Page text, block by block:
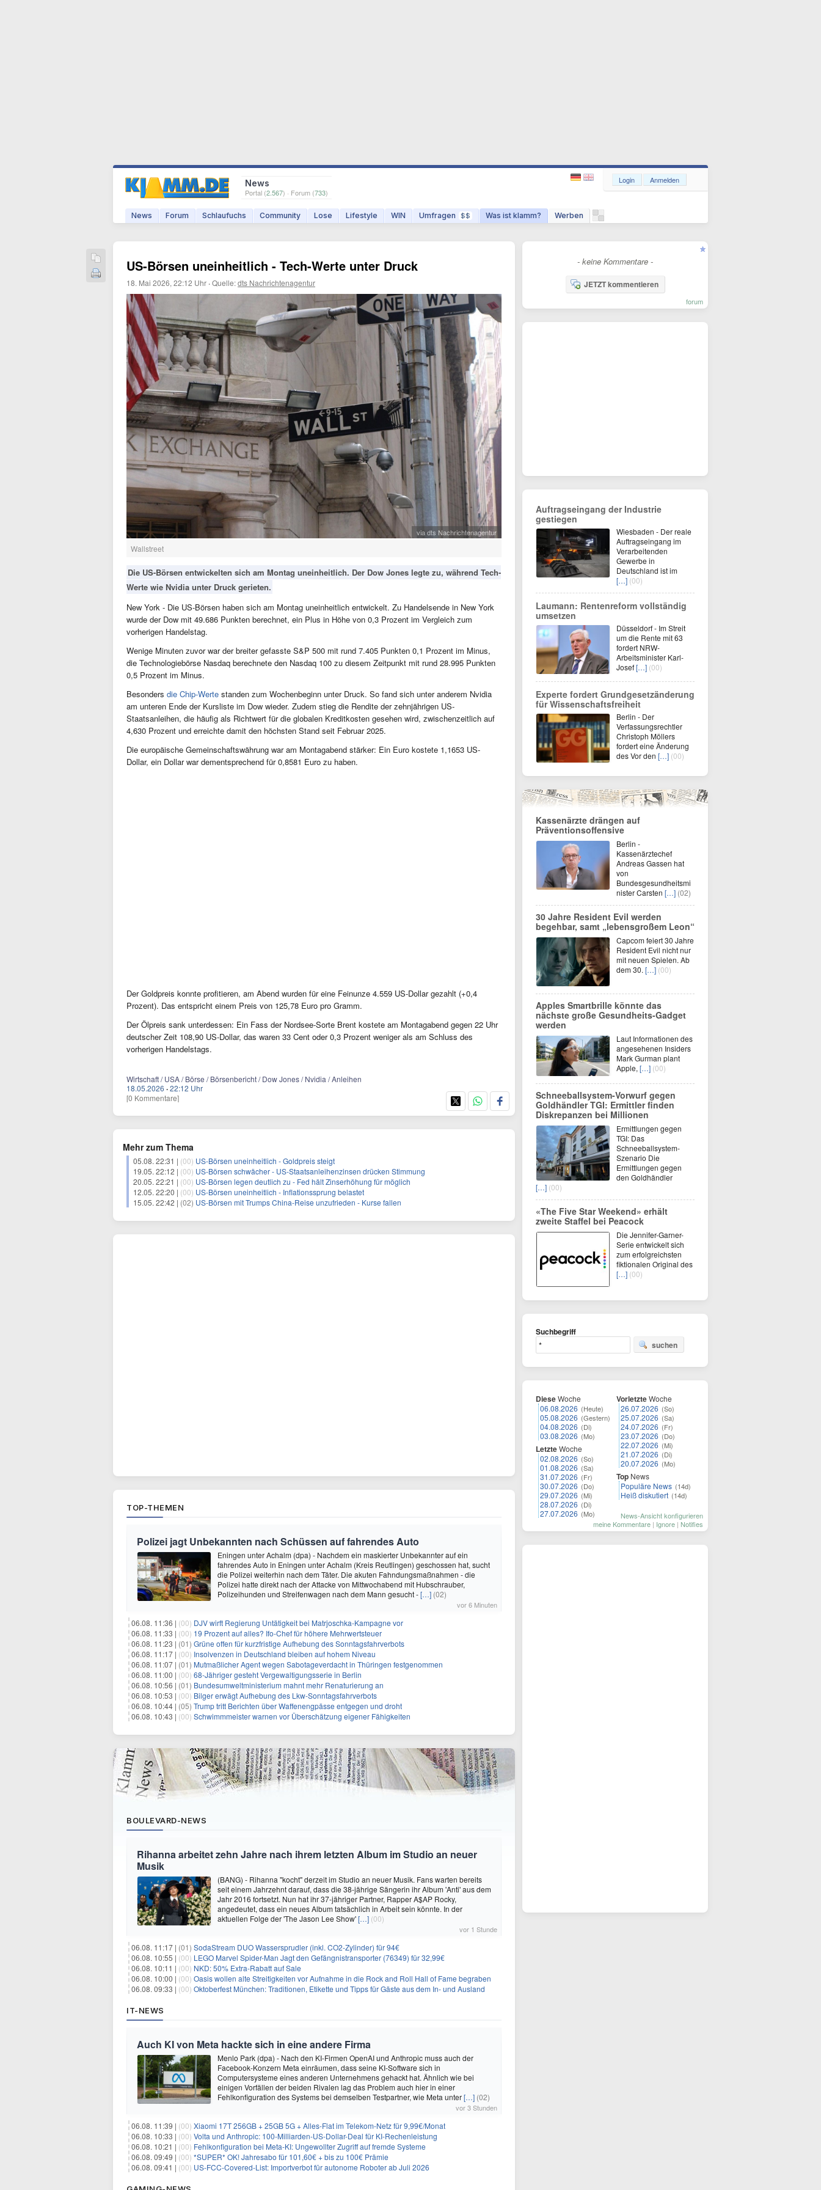
News
Portal (2.567) · Forum (733)
News Forum Schlaufuchs Community Lose Lifestyle WIN Umfragen $$ Was ist klamm? Werben
Login Anmelden
US-Börsen uneinheitlich - Tech-Werte unter Druck
18. Mai 2026, 22:12 Uhr ·Quelle:dts Nachrichtenagentur
via dts Nachrichtenagentur
Wallstreet
Die US-Börsen entwickelten sich am Montag uneinheitlich. Der Dow Jones legte zu, während Tech-
Werte wie Nvidia unter Druck gerieten.
New York - Die US-Börsen haben sich am Montag uneinheitlich entwickelt. Zu Handelsende in New York
wurde der Dow mit 49.686 Punkten berechnet, ein Plus in Höhe von 0,3 Prozent im Vergleich zum
vorherigen Handelstag.
Wenige Minuten zuvor war der breiter gefasste S&P 500 mit rund 7.405 Punkten 0,1 Prozent im Minus,
die Technologiebörse Nasdaq berechnete den Nasdaq 100 zu diesem Zeitpunkt mit rund 28.995 Punkten
0,5 Prozent im Minus.
Besonders die Chip-Werte standen zum Wochenbeginn unter Druck. So fand sich unter anderem Nvidia
am unteren Ende der Kursliste im Dow wieder. Zudem stieg die Rendite der zehnjährigen US-
Staatsanleihen, die häufig als Richtwert für die globalen Kreditkosten gesehen wird, zwischenzeitlich auf
4,630 Prozent und erreichte damit den höchsten Stand seit Februar 2025.
Die europäische Gemeinschaftswährung war am Montagabend stärker: Ein Euro kostete 1,1653 US-
Dollar, ein Dollar war dementsprechend für 0,8581 Euro zu haben.
Der Goldpreis konnte profitieren, am Abend wurden für eine Feinunze 4.559 US-Dollar gezahlt (+0,4
Prozent). Das entspricht einem Preis von 125,78 Euro pro Gramm.
Der Ölpreis sank unterdessen: Ein Fass der Nordsee-Sorte Brent kostete am Montagabend gegen 22 Uhr
deutscher Zeit 108,90 US-Dollar, das waren 33 Cent oder 0,3 Prozent weniger als am Schluss des
vorherigen Handelstags.
Wirtschaft / USA / Börse / Börsenbericht / Dow Jones / Nvidia / Anleihen
18.05.2026 ·22:12 Uhr
[0 Kommentare]
Mehr zum Thema
05.08. 22:31 | (00) US-Börsen uneinheitlich - Goldpreis steigt
19.05. 22:12 | (00) US-Börsen schwächer - US-Staatsanleihenzinsen drücken Stimmung
20.05. 22:21 | (00) US-Börsen legen deutlich zu - Fed hält Zinserhöhung für möglich
12.05. 22:20 | (00) US-Börsen uneinheitlich - Inflationssprung belastet
15.05. 22:42 | (02) US-Börsen mit Trumps China-Reise unzufrieden - Kurse fallen
TOP-THEMEN
Polizei jagt Unbekannten nach Schüssen auf fahrendes Auto
Eningen unter Achalm (dpa) - Nachdem ein maskierter Unbekannter auf ein
fahrendes Auto in Eningen unter Achalm (Kreis Reutlingen) geschossen hat, sucht
die Polizei weiterhin nach dem Täter. Die akuten Fahndungsmaßnahmen - die
Polizei hatte direkt nach der Attacke von Mittwochabend mit Hubschrauber,
Polizeihunden und Streifenwagen nach dem Mann gesucht -[…] (02)
vor 6 Minuten
06.08. 11:36 | (00) DJV wirft Regierung Untätigkeit bei Matrjoschka-Kampagne vor
06.08. 11:33 | (00) 19 Prozent auf alles? Ifo-Chef für höhere Mehrwertsteuer
06.08. 11:23 | (01) Grüne offen für kurzfristige Aufhebung des Sonntagsfahrverbots
06.08. 11:17 | (00) Insolvenzen in Deutschland bleiben auf hohem Niveau
06.08. 11:07 | (01) Mutmaßlicher Agent wegen Sabotageverdacht in Thüringen festgenommen
06.08. 11:00 | (00) 68-Jähriger gesteht Vergewaltigungsserie in Berlin
06.08. 10:56 | (01) Bundesumweltministerium mahnt mehr Renaturierung an
06.08. 10:53 | (00) Bilger erwägt Aufhebung des Lkw-Sonntagsfahrverbots
06.08. 10:44 | (05) Trump tritt Berichten über Waffenengpässe entgegen und droht
06.08. 10:43 | (00) Schwimmmeister warnen vor Überschätzung eigener Fähigkeiten
BOULEVARD-NEWS
Rihanna arbeitet zehn Jahre nach ihrem letzten Album im Studio an neuer
Musik
(BANG) - Rihanna "kocht" derzeit im Studio an neuer Musik. Fans warten bereits
seit einem Jahrzehnt darauf, dass die 38-jährige Sängerin ihr Album 'Anti' aus dem
Jahr 2016 fortsetzt. Nun hat ihr 37-jähriger Partner, Rapper A$AP Rocky,
angedeutet, dass ein neues Album tatsächlich in Arbeit sein könnte. In der
aktuellen Folge der 'The Jason Lee Show'[…] (00)
vor 1 Stunde
06.08. 11:17 | (01) SodaStream DUO Wassersprudler (inkl. CO2-Zylinder) für 94€
06.08. 10:55 | (00) LEGO Marvel Spider-Man Jagt den Gefängnistransporter (76349) für 32,99€
06.08. 10:11 | (00) NKD: 50% Extra-Rabatt auf Sale
06.08. 10:00 | (00) Oasis wollen alte Streitigkeiten vor Aufnahme in die Rock and Roll Hall of Fame begraben
06.08. 09:33 | (00) Oktoberfest München: Traditionen, Etikette und Tipps für Gäste aus dem In- und Ausland
IT-NEWS
Auch KI von Meta hackte sich in eine andere Firma
Menlo Park (dpa) - Nach den KI-Firmen OpenAI und Anthropic muss auch der
Facebook-Konzern Meta einräumen, dass seine KI-Software sich in
Computersysteme eines anderen Unternehmens gehackt hat. Ähnlich wie bei
einigen Vorfällen der beiden Rivalen lag das Problem auch hier in einer
Fehlkonfiguration des Systems bei demselben Testpartner, wie Meta unter[…] (02)
vor 3 Stunden
06.08. 11:39 | (00) Xiaomi 17T 256GB + 25GB 5G + Alles-Flat im Telekom-Netz für 9,99€/Monat
06.08. 10:33 | (00) Volta und Anthropic: 100-Milliarden-US-Dollar-Deal für KI-Rechenleistung
06.08. 10:21 | (00) Fehlkonfiguration bei Meta-KI: Ungewollter Zugriff auf fremde Systeme
06.08. 09:49 | (00) *SUPER* OK! Jahresabo für 101,60€ + bis zu 100€ Prämie
06.08. 09:41 | (00) US-FCC-Covered-List: Importverbot für autonome Roboter ab Juli 2026
- keine Kommentare -
JETZT kommentieren
forum
Auftragseingang der Industrie
gestiegen
Wiesbaden - Der reale
Auftragseingang im
Verarbeitenden
Gewerbe in
Deutschland ist im
[…] (00)
Laumann: Rentenreform vollständig
umsetzen
Düsseldorf - Im Streit
um die Rente mit 63
fordert NRW-
Arbeitsminister Karl-
Josef[…] (00)
Experte fordert Grundgesetzänderung
für Wissenschaftsfreiheit
Berlin - Der
Verfassungsrechtler
Christoph Möllers
fordert eine Änderung
des Vor den […] (00)
Kassenärzte drängen auf
Präventionsoffensive
Berlin -
Kassenärztechef
Andreas Gassen hat
von
Bundesgesundheitsmi
nister Carsten […] (02)
30 Jahre Resident Evil werden
begehbar, samt „lebensgroßem Leon“
Capcom feiert 30 Jahre
Resident Evil nicht nur
mit neuen Spielen. Ab
dem 30. […] (00)
Apples Smartbrille könnte das
nächste große Gesundheits-Gadget
werden
Laut Informationen des
angesehenen Insiders
Mark Gurman plant
Apple, […] (00)
Schneeballsystem-Vorwurf gegen
Goldhändler TGI: Ermittler finden
Diskrepanzen bei Millionen
Ermittlungen gegen
TGI: Das
Schneeballsystem-
Szenario Die
Ermittlungen gegen
den Goldhändler
[…] (00)
«The Five Star Weekend» erhält
zweite Staffel bei Peacock
Die Jennifer-Garner-
Serie entwickelt sich
zum erfolgreichsten
fiktionalen Original des
[…] (00)
Suchbegriff
suchen
DieseWoche
06.08.2026 (Heute)
05.08.2026 (Gestern)
04.08.2026 (Di)
03.08.2026 (Mo)
LetzteWoche
02.08.2026 (So)
01.08.2026 (Sa)
31.07.2026 (Fr)
30.07.2026 (Do)
29.07.2026 (Mi)
28.07.2026 (Di)
27.07.2026 (Mo)
VorletzteWoche
26.07.2026 (So)
25.07.2026 (Sa)
24.07.2026 (Fr)
23.07.2026 (Do)
22.07.2026 (Mi)
21.07.2026 (Di)
20.07.2026 (Mo)
Top News
Populäre News (14d)
Heiß diskutiert (14d)
News-Ansicht konfigurieren
meine Kommentare | Ignore | Notifies